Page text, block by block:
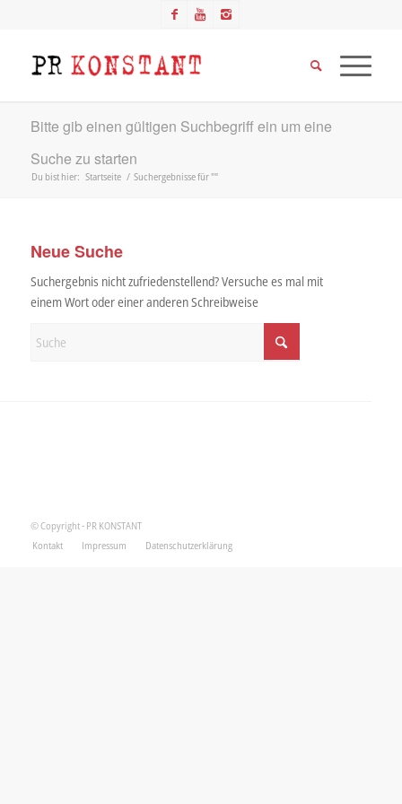
Bitte gib einen gültigen Suchbegriff ein um eine
Suche zu starten
Du bist hier: Startseite / Suchergebnisse für ""
Neue Suche
Suchergebnis nicht zufriedenstellend? Versuche es mal mit
einem Wort oder einer anderen Schreibweise
© Copyright - PR KONSTANT
Kontakt
Impressum Datenschutzerklärung